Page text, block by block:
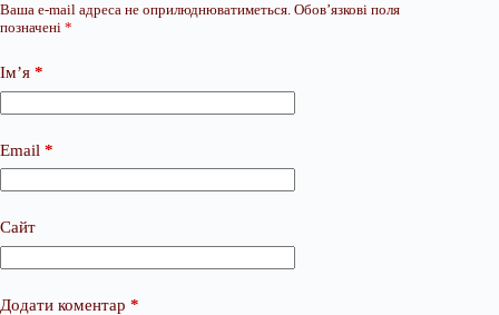
Ваша e-mail адреса не оприлюднюватиметься. Обов’язкові поля
позначені *
Ім’я *
Email *
Сайт
Додати коментар *